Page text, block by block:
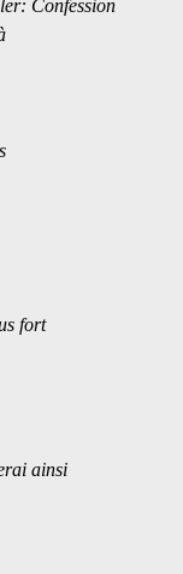
Confession
fort
ainsi